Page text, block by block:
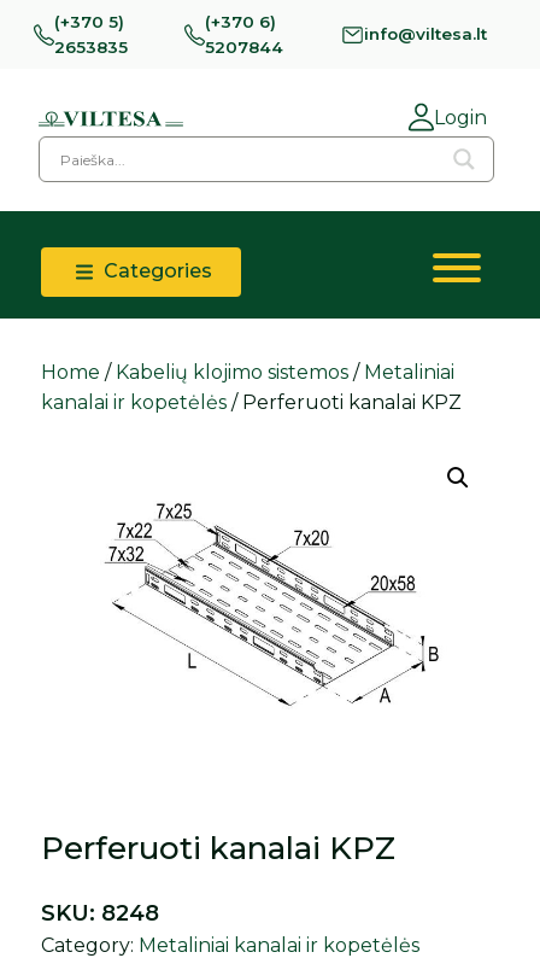
(+370 5)
2653835
(+370 6)
5207844
info@viltesa.lt
Login
Categories
Home / Kabelių klojimo sistemos / Metaliniai
kanalai ir kopetėlės / Perferuoti kanalai KPZ
Perferuoti kanalai KPZ
SKU: 8248
Category: Metaliniai kanalai ir kopetėlės